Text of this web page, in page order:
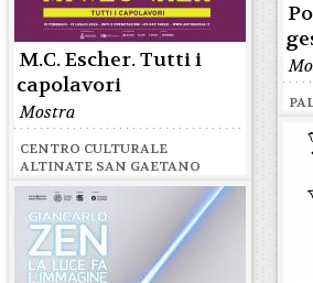
M.C. Escher. Tutti i
capolavori
Mostra
CENTRO CULTURALE
ALTINATE SAN GAETANO